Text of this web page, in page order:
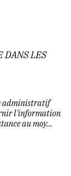
DANS LES
administratif
l'information
au moy...